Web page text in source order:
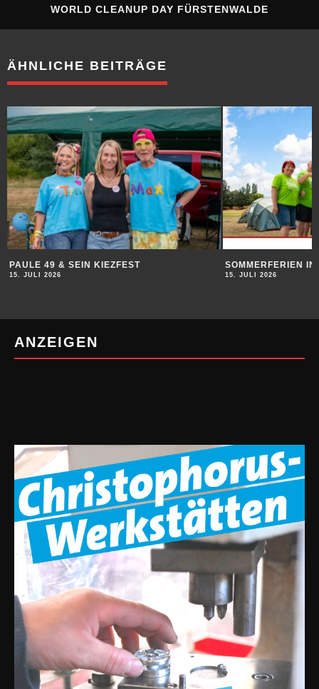
SONDERSTUDIE
NÄCHSTER ARTIKEL
ÄHNLICHE BEITRÄGE